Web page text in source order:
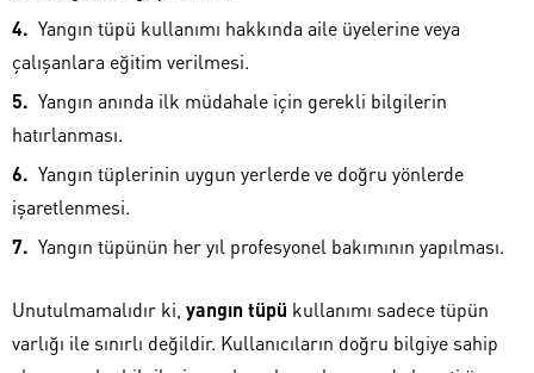
Yangın tüpü kullanımı hakkında aile üyelerine veya
çalışanlara eğitim verilmesi.
Yangın anında ilk müdahale için gerekli bilgilerin
hatırlanması.
Yangın tüplerinin uygun yerlerde ve doğru yönlerde
işaretlenmesi.
Yangın tüpünün her yıl profesyonel bakımının yapılması.
Unutulmamalıdır ki, yangın tüpü kullanımı sadece tüpün
varlığı ile sınırlı değildir. Kullanıcıların doğru bilgiye sahip